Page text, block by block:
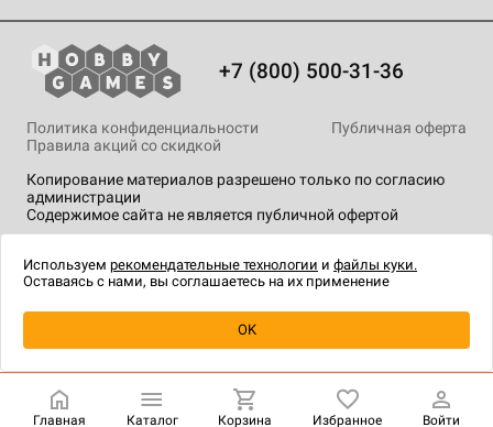
Уведомить о наличии
+7 (800) 500-31-36
Копирование материалов разрешено только по согласию
администрации
Содержимое сайта не является публичной офертой
Политика конфиденциальности
Публичная оферта
Правила акций со скидкой
технологии.
Главная Каталог Корзина Избранное Войти
Используем рекомендательные технологии и файлы куки.
Оставаясь с нами, вы соглашаетесь на их применение
OK